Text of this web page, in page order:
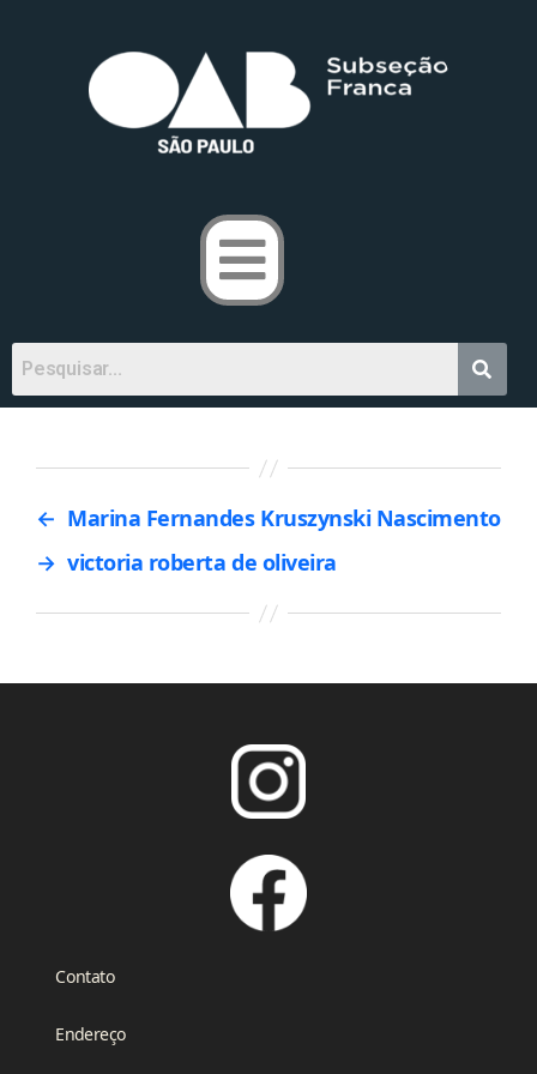
← Marina Fernandes Kruszynski Nascimento
→ victoria roberta de oliveira
Contato
Endereço